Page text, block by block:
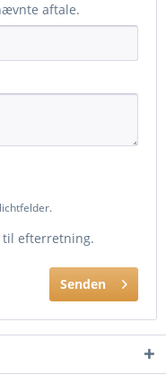
aftale.
til efterretning.
Senden